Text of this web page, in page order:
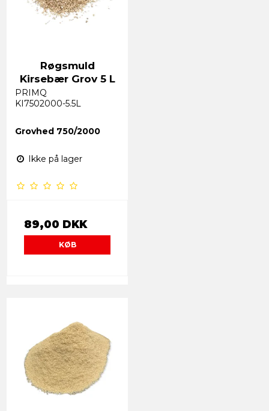
Røgsmuld
Kirsebær Grov 5 L
PRIMQ
KI7502000-5.5L
Grovhed 750/2000
Ikke på lager
89,00 DKK
KØB